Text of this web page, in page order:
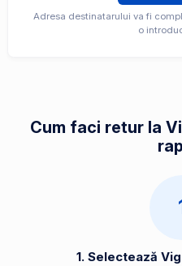
Adresa destinatarului va fi
o
Cum faci retur la
1. Selectează